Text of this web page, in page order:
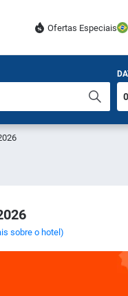
Ofertas Especiais
sobre o hotel)